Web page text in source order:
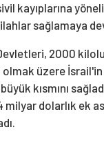
kayıplarına
sağlamaya
2000
üzere
kısmını
milyar dolarlık ek